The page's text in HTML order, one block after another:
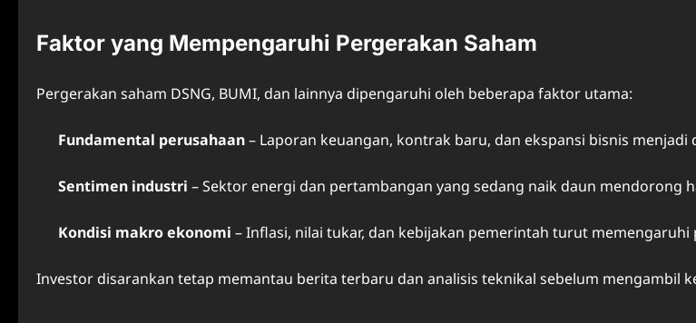
Faktor yang Mempengaruhi Pergerakan Saham
Pergerakan saham DSNG, BUMI, dan lainnya dipengaruhi oleh beberapa faktor utama:
Fundamental perusahaan– Laporan keuangan, kontrak baru, dan ekspansi bisnis menjadi
Sentimen industri – Sektor energi dan pertambangan yang sedang naik daun mendorong
Kondisi makro ekonomi – Inflasi, nilai tukar, dan kebijakan pemerintah turut memengaruhi
Investor disarankan tetap memantau berita terbaru dan analisis teknikal sebelum mengambil